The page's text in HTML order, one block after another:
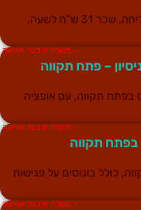
עבודה בחנות בגדים ברשת אופנה מצליחה, שכר 31 ש"ח לשעה,
– משרה זו כבר אויישה
– פתח תקווה
תקווה, עם אופציה
– משרה זו כבר אויישה
כולל בונוסים על פגישות
– משרה זו כבר אויישה